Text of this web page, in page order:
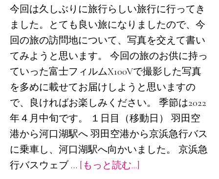
今回は久しぶりに旅行らしい旅行に行ってき
ました。とても良い旅になりましたので、今
回の旅の訪問地について、写真を交えて書い
てみようと思います。 今回の旅のお供に持っ
ていった富士フィルムX100Vで撮影した写真
を多めに載せてお届けしようと思いますの
で、良ければお楽しみください。 季節は2022
年４月中旬です。 １日目（移動日） 羽田空
港から河口湖駅へ 羽田空港から京浜急行バス
に乗車し、河口湖駅へ向かいました。 京浜急
行バスウェブ … [もっと読む...]